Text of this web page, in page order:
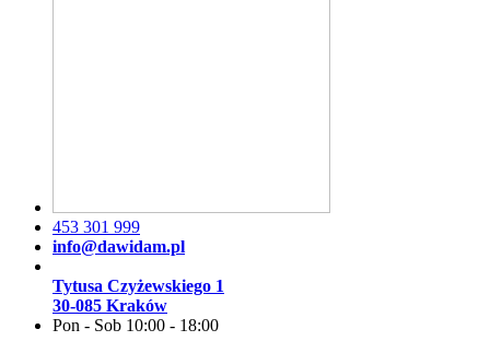
453 301 999
info@dawidam.pl
Tytusa Czyżewskiego 1
30-085 Kraków
Pon - Sob 10:00 - 18:00